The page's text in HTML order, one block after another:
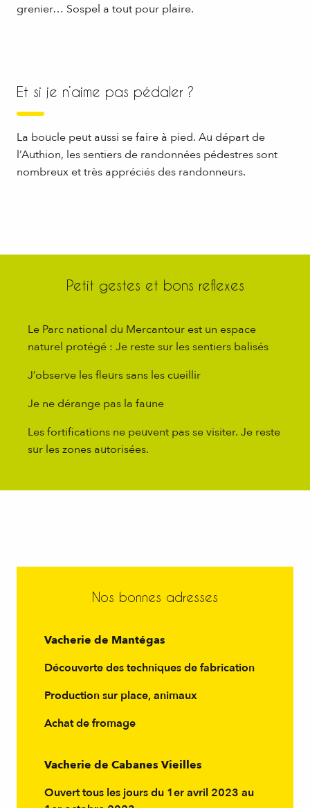
grenier… Sospel a tout pour plaire.
Et si je n’aime pas pédaler ?
La boucle peut aussi se faire à pied. Au départ de
l’Authion, les sentiers de randonnées pédestres sont
nombreux et très appréciés des randonneurs.
Petit gestes et bons reflexes
Le Parc national du Mercantour est un espace
naturel protégé : Je reste sur les sentiers balisés
J’observe les fleurs sans les cueillir
Je ne dérange pas la faune
Les fortifications ne peuvent pas se visiter. Je reste
sur les zones autorisées.
Nos bonnes adresses
Vacherie de Mantégas
Découverte des techniques de fabrication
Production sur place, animaux
Achat de fromage
Vacherie de Cabanes Vieilles
Ouvert tous les jours du 1er avril 2023 au